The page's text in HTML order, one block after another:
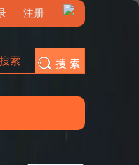
注册
搜索